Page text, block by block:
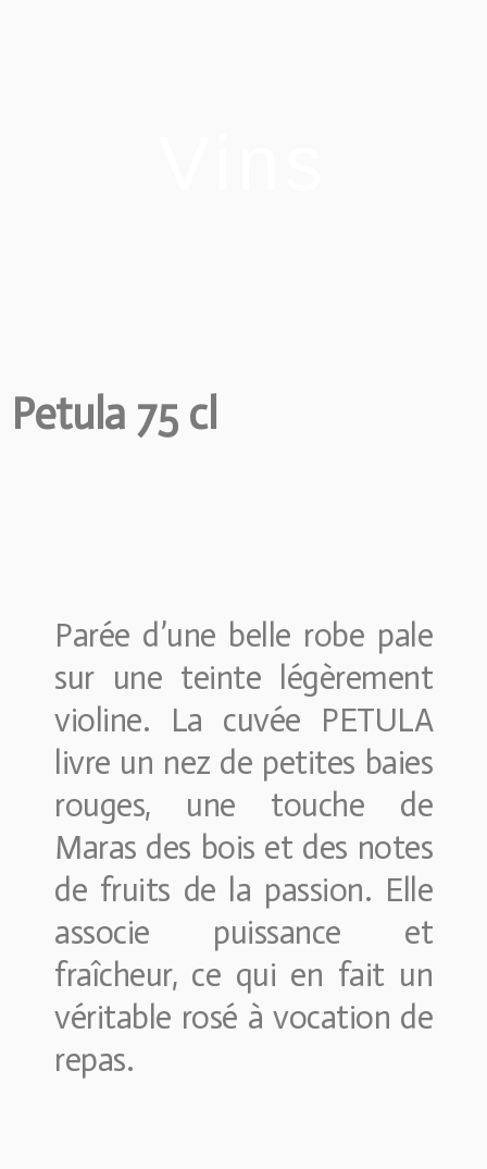
Petula 75 cl
Parée d’une belle robe pale
sur une teinte légèrement
violine. La cuvée PETULA
livre un nez de petites baies
rouges, une touche de
Maras des bois et des notes
de fruits de la passion. Elle
associe puissance et
fraîcheur, ce qui en fait un
véritable rosé à vocation de
repas.